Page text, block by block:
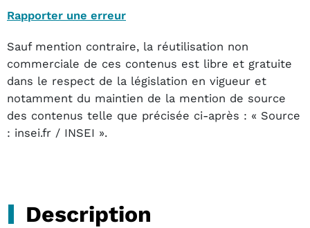
Rapporter une erreur
Sauf mention contraire, la réutilisation non
commerciale de ces contenus est libre et gratuite
dans le respect de la législation en vigueur et
notamment du maintien de la mention de source
des contenus telle que précisée ci-après : « Source
: insei.fr / INSEI ».
Description